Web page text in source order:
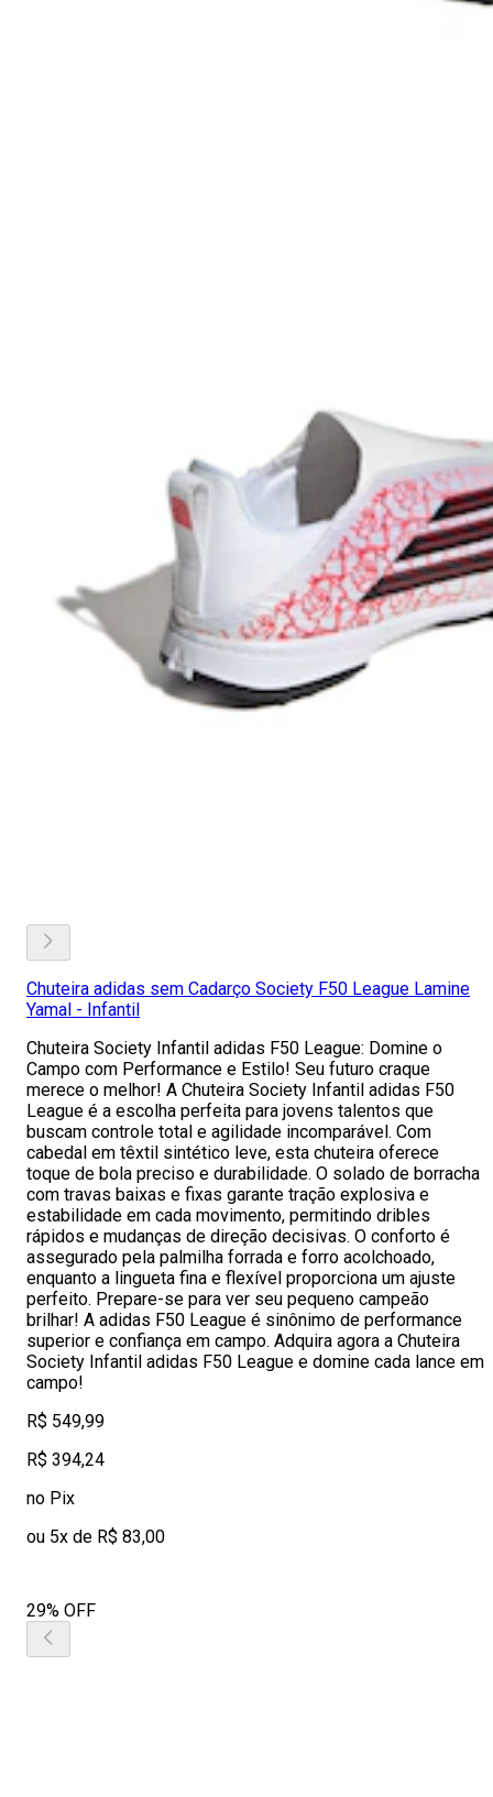
Chuteira adidas sem Cadarço Society F50 League Lamine
Yamal - Infantil
Chuteira Society Infantil adidas F50 League: Domine o
Campo com Performance e Estilo! Seu futuro craque
merece o melhor! A Chuteira Society Infantil adidas F50
League é a escolha perfeita para jovens talentos que
buscam controle total e agilidade incomparável. Com
cabedal em têxtil sintético leve, esta chuteira oferece
toque de bola preciso e durabilidade. O solado de borracha
com travas baixas e fixas garante tração explosiva e
estabilidade em cada movimento, permitindo dribles
rápidos e mudanças de direção decisivas. O conforto é
assegurado pela palmilha forrada e forro acolchoado,
enquanto a lingueta fina e flexível proporciona um ajuste
perfeito. Prepare-se para ver seu pequeno campeão
brilhar! A adidas F50 League é sinônimo de performance
superior e confiança em campo. Adquira agora a Chuteira
Society Infantil adidas F50 League e domine cada lance em
campo!
R$ 549,99
R$ 394,24
no Pix
ou 5x de R$ 83,00
29% OFF